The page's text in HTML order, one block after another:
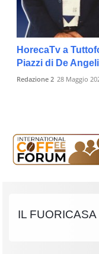
HorecaTv a
Piazzi di De
Redazione 2 28 Maggio